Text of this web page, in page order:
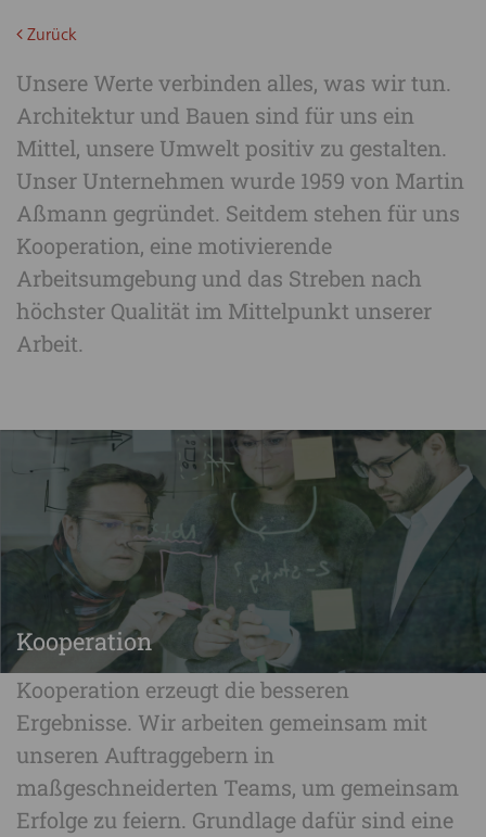
Zurück
Unsere Werte verbinden alles, was wir tun.
Architektur und Bauen sind für uns ein
Mittel, unsere Umwelt positiv zu gestalten.
Unser Unternehmen wurde 1959 von Martin
Aßmann gegründet. Seitdem stehen für uns
Kooperation, eine motivierende
Arbeitsumgebung und das Streben nach
höchster Qualität im Mittelpunkt unserer
Arbeit.
Kooperation
Kooperation erzeugt die besseren
Ergebnisse. Wir arbeiten gemeinsam mit
unseren Auftraggebern in
maßgeschneiderten Teams, um gemeinsam
Erfolge zu feiern. Grundlage dafür sind eine